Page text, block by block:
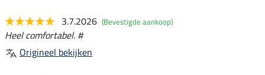
3.7.2026 (Bevestigde aankoop)
Heel comfortabel. #
Origineel bekijken